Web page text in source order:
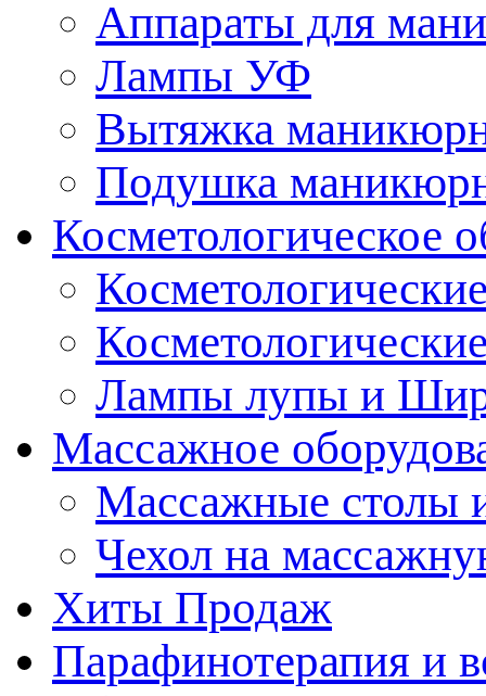
Аппараты для
Лампы УФ
Вытяжка
Подушка
Косметологическое
Лампы лупы и
Массажное
Массажные столы
Чехол на
Хиты Продаж
Парафинотерапия и